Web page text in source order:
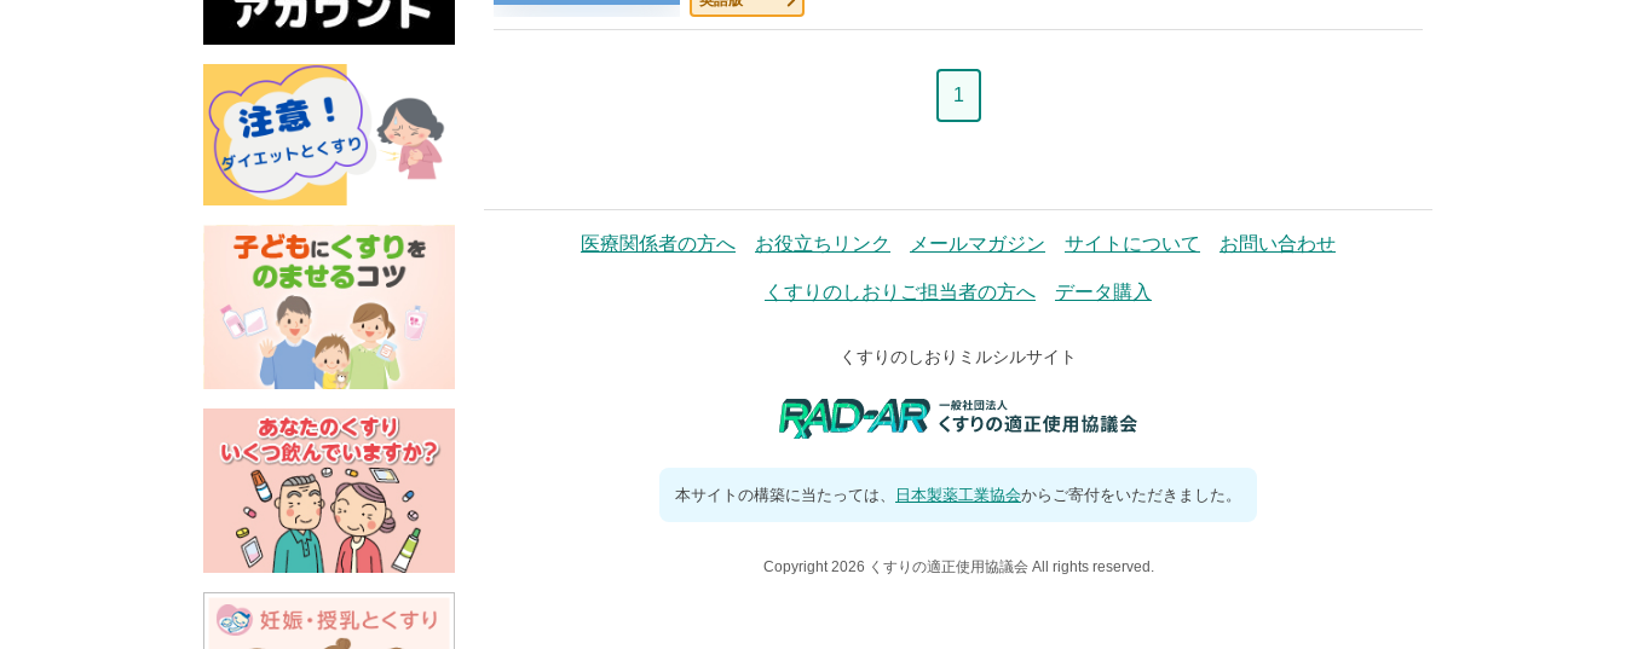
ペ
1
医療関係者の方へ お役立ちリンク メールマガジン サイトについて お問い合わせ
くすりのしおりご担当者の方へ データ購入
くすりのしおりミルシルサイト
本サイトの構築に当たっては、 日本製薬工業協会からご寄付をいただきました。
Copyright 2026 くすりの適正使用協議会 All rights reserved.